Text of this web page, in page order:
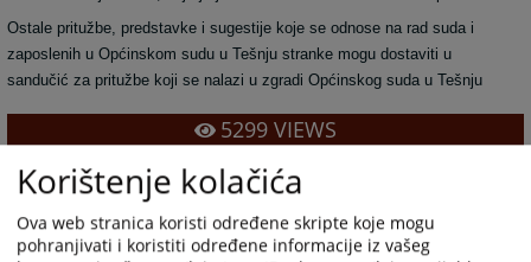
Ostale pritužbe, predstavke i sugestije koje se odnose na rad suda i
zaposlenih u Općinskom sudu u Tešnju stranke mogu dostaviti u
sandučić za pritužbe koji se nalazi u zgradi Općinskog suda u Tešnju
5299 VIEWS
Korištenje kolačića
Ova web stranica koristi određene skripte koje mogu
pohranjivati i koristiti određene informacije iz vašeg